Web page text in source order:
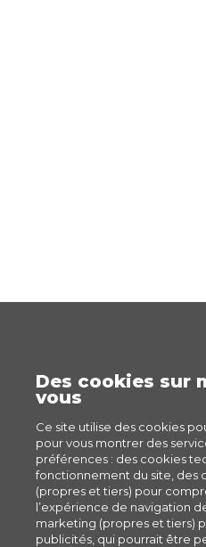
Des cookies sur
vous
Ce site utilise des cookies
pour vous montrer des
préférences : des cookies
fonctionnement du site, des
(propres et tiers) pour
l’expérience de navigation
marketing (propres et tiers)
publicités, qui pourrait être